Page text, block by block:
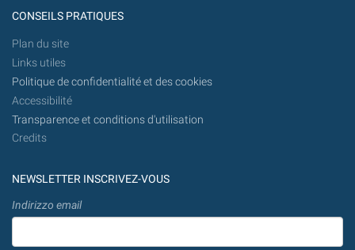
CONSEILS PRATIQUES
Plan du site
Links utiles
Politique de confidentialité et des cookies
Accessibilité
Transparence et conditions d'utilisation
Credits
NEWSLETTER INSCRIVEZ-VOUS
Indirizzo email